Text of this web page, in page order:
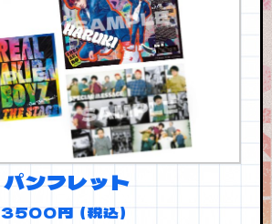
パンフレット
3500円（税込）